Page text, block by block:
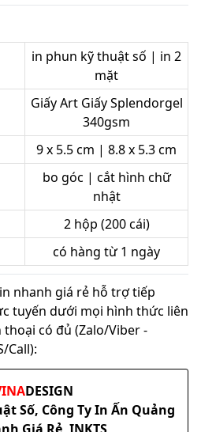
in phun kỹ thuật số | in 2
mặt
Giấy Art Giấy Splendorgel
340gsm
9 x 5.5 cm | 8.8 x 5.3 cm
bo góc | cắt hình chữ
nhật
2 hộp (200 cái)
có hàng từ 1 ngày
nhanh giá rẻ hỗ trợ tiếp
tuyến dưới mọi hình thức liên
thoại có đủ (Zalo/Viber -
Call):
DESIGN
Số, Công Ty In Ấn Quảng